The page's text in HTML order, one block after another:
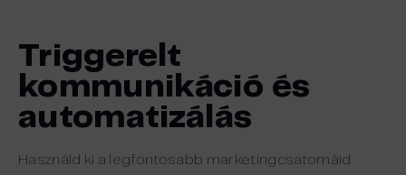
Triggerelt
kommunikáció és
automatizálás
Használd ki a legfontosabb marketingcsatornáid